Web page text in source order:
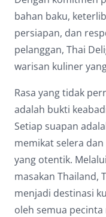
bahan baku,
persiapan, dan
pelanggan, Thai
warisan kuliner
Rasa yang tidak
adalah bukti
Setiap suapan
memikat selera
yang otentik.
masakan Thailand,
menjadi destinasi
oleh semua